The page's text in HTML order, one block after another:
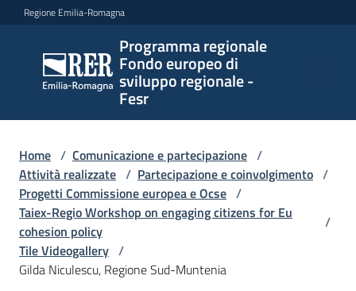
Vai al contenuto
Vai alla navigazione
Vai al footer
Regione Emilia-Romagna
Programma regionale
Fondo europeo di
sviluppo regionale -
Fesr
Programma
regionale
Fondo
europeo di
regionale -
Fesr
Novità
Home / Comunicazione e partecipazione /
Attività realizzate / Partecipazione e coinvolgimento /
Progetti Commissione europea e Ocse /
Taiex-Regio Workshop on engaging citizens for Eu
cohesion policy
/
Tile Videogallery /
Gilda Niculescu, Regione Sud-Muntenia